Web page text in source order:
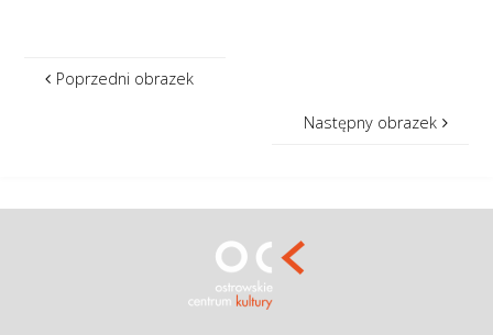
Poprzedni obrazek
Następny obrazek